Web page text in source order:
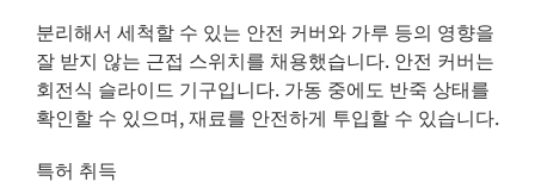
분리해서 세척할 수 있는 안전 커버와 가루 등의 영향을
잘 받지 않는 근접 스위치를 채용했습니다. 안전 커버는
회전식 슬라이드 기구입니다. 가동 중에도 반죽 상태를
확인할 수 있으며, 재료를 안전하게 투입할 수 있습니다.
특허 취득